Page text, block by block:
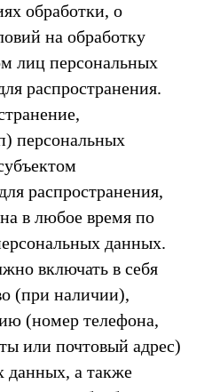
обработки, о
на обработку
лиц персональных
распространения.
персональных
распространения,
в любое время по
данных.
включать в себя
(при наличии),
(номер телефона,
или почтовый адрес)
данных, а также